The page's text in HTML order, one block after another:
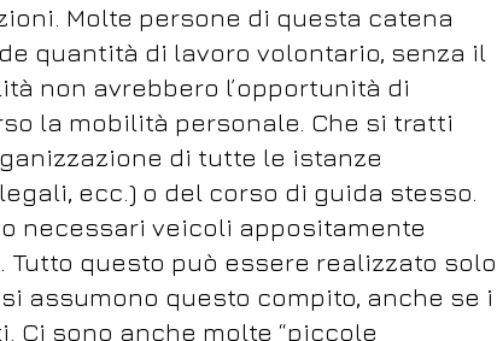
Molte persone di questa catena
quantità di lavoro volontario, senza il
non avrebbero l’opportunità di
la mobilità personale. Che si tratti
di tutte le istanze
ecc.) o del corso di guida stesso.
necessari veicoli appositamente
questo può essere realizzato solo
assumono questo compito, anche se i
Ci sono anche molte “piccole